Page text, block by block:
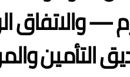
— والاتفاق
التأمين